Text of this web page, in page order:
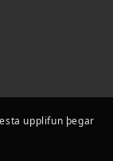
upplifun þegar